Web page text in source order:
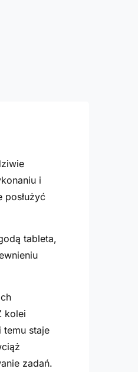
i
posłużyć
tableta,
kolei
temu staje
zadań.